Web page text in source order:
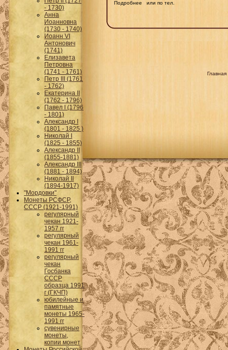
- 1730)
Анна
Иоанновна
(1730 - 1740)
Иоанн VI
Антонович
(1741)
Елизавета
Петровна
(1741 - 1761)
Петр III (1761
- 1762)
Екатерина II
(1762 - 1796)
Павел I (1796
- 1801)
Александр I
(1801 - 1825 )
Николай I
(1825 - 1855)
Александр II
(1855-1881)
Александр III
(1881 - 1894)
Николай II
(1894-1917)
"Мордовки"
Монеты РСФСР,
СССР (1921-1991)
регулярный
чекан 1921-
1957 гг
регулярный
чекан 1961-
1991 гг
регулярный
чекан
Госбанка
СССР
образца 1991
г (ГКЧП)
юбилейные и
памятные
монеты 1965-
1991 гг
сувенирные
монеты,
копии монет
Подробнее или по тел.